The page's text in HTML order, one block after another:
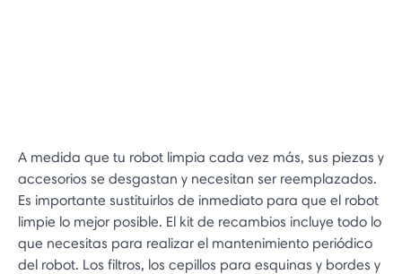
A medida que tu robot limpia cada vez más, sus piezas y
accesorios se desgastan y necesitan ser reemplazados.
Es importante sustituirlos de inmediato para que el robot
limpie lo mejor posible. El kit de recambios incluye todo lo
que necesitas para realizar el mantenimiento periódico
del robot. Los filtros, los cepillos para esquinas y bordes y